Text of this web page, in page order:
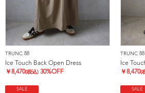
TRUNC 88
Ice Touch Back Open Dress
￥8,470(税込) 30%OFF
TRUNC 88
Ice
￥8,470(
SALE SALE